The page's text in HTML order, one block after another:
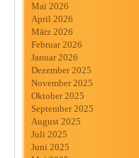
Mai 2026
April 2026
März 2026
Februar 2026
Januar 2026
Dezember 2025
November 2025
Oktober 2025
September 2025
August 2025
Juli 2025
Juni 2025